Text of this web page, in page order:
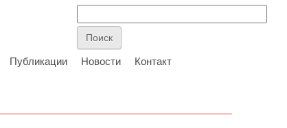
Публикации Новости Контакт